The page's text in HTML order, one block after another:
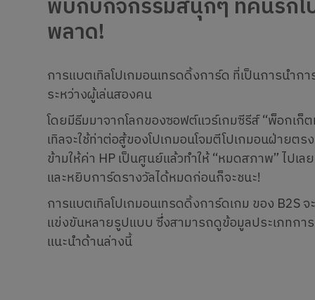
พบกับกิจกรรมสนุกๆ ที่คนรักโ
พลาด!
การแบตเทิลโปเกมอนเทรดดิ้งการ์ด ที่เป็นการนำก
ระหว่างผู้เล่นสองคน
โดยมีธีมมาจากโลกของซอฟต์แวร์เกมซีรีส์ “พ็อกเก็
เทิลจะใช้ท่าต่อสู้ของโปเกมอนโจมตีโปเกมอนฝ่าย
ข้ามให้ค่า HP เป็นศูนย์แล้วทำให้ “หมดสภาพ” ไปเ
และหยิบการ์ดรางวัลได้หมดก่อนก็จะชนะ!
การแบตเทิลโปเกมอนเทรดดิ้งการ์ดเกม ของ B2S
แข่งขันหลายรูปแบบ ซึ่งสามารถดูข้อมูลประเภทกา
แนะนำด้านล่างนี้